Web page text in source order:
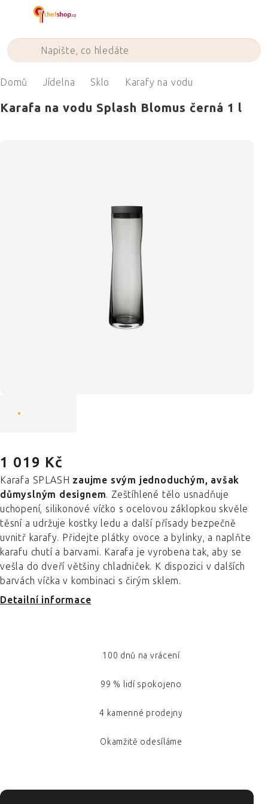
Domů Jídelna Sklo Karafy na vodu
Karafa na vodu Splash Blomus černá 1 l
1 019 Kč
Karafa SPLASH zaujme svým jednoduchým, avšak
důmyslným designem. Zeštíhlené tělo usnadňuje
uchopení, silikonové víčko s ocelovou záklopkou skvěle
těsní a udržuje kostky ledu a další přísady bezpečně
uvnitř karafy. Přidejte plátky ovoce a bylinky, a naplňte
karafu chutí a barvami. Karafa je vyrobena tak, aby se
vešla do dveří většiny chladniček. K dispozici v dalších
barvách víčka v kombinaci s čirým sklem.
Detailní informace
100 dnů na vrácení
99 % lidí spokojeno
4 kamenné prodejny
Okamžitě odesíláme
ZÁPATÍ